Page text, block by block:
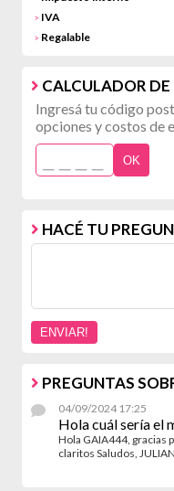
> IVA
> Regalable
CALCULADOR
Ingresá tu código
opciones y costos de
OK
HACÉ TU
PREGUNTAS
04/09/2024 17:25
Hola cuál sería el
Hola GAIA444, gracias
claritos Saludos,